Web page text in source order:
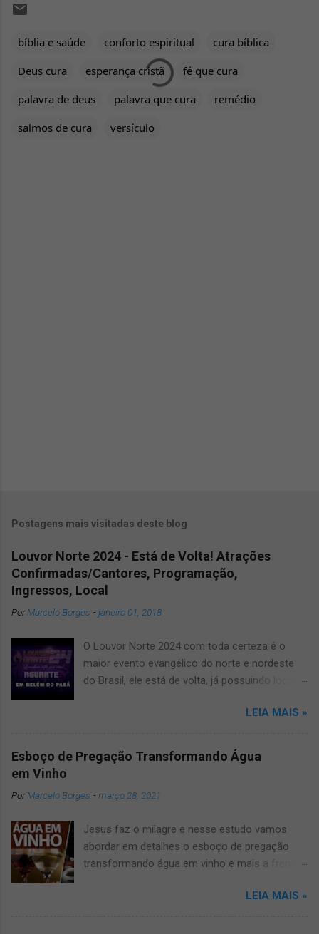
bíblia e saúde conforto espiritual
cura bíblica
Deus cura
esperança cristã
fé que cura
palavra de deus
palavra que cura
remédio
salmos de cura
versículo
Postagens mais visitadas deste blog
Louvor Norte 2024 - Está de Volta! Atrações
Confirmadas/Cantores, Programação,
Ingressos, Local
PorMarcelo Borges -janeiro 01, 2018
O Louvor Norte 2024 com toda certeza é o
maior evento evangélico do norte e nordeste
do Brasil, ele está de volta, já possuindo local
novíssimo estádio Mangueirão. Informamos
festivais de musicas evangélicas teve que dar
uma pausa, mas agora voltará a todo vapor,
os amigos este artigo que aqui mesmo,
sobre o louvor norte 2024 um dos maiores
eventos gospel do Brasil. O Louvor norte ano
após ano vinha trazendo muitas surpresas, por
atualizados! Veja Também: ● carro som belém
LEIA MAIS »
Esboço de Pregação Transformando Água
em Vinho
PorMarcelo Borges -março 28, 2021
Jesus faz o milagre e nesse estudo vamos
abordar em detalhes o esboço de pregação
transformando água em vinho e mais a frente
em Vinho A pregação sobre transformação da
LEIA MAIS »